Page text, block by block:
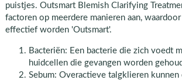
puistjes. Outsmart Blemish Clarifying
factoren op meerdere manieren aan,
effectief worden 'Outsmart'.
Bacteriën: Een bacterie die zich voedt
huidcellen die gevangen worden
Sebum: Overactieve talgklieren